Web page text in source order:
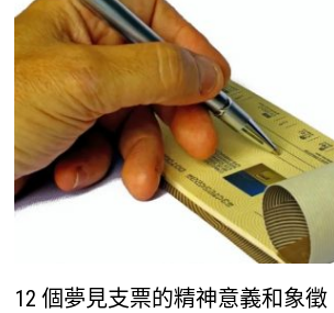
12 個夢見支票的精神意義和象徵